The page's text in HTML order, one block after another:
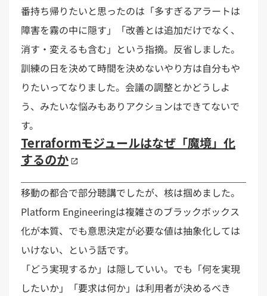
番持ち帰りたいと思ったのは「多すぎるアラートは
障害を霧の中に隠す」「改善とは追加だけでなく、
消す・変えるも含む」という指摘。反省しました。
訓練の日を決めて時間を決めないやり方は自分もや
りたいってなりました。会議の調整とかどうしよ
う、みたいな悩みもありアクションはできてないで
す。
Terraformモジュールはなぜ「魔境」化
するのか
移動の都合で部分聴講でしたが、核は掴めました。
Platform Engineeringは複雑さのブラックボックス
化が本質、でも意思決定が必要な値は抽象化しては
いけない、という話です。
「どう実現するか」は隠していい。でも「何を実現
したいか」「要求は何か」は利用者が決めるべき